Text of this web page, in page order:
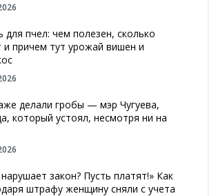
для пчел: чем полезен, сколько
и причем тут урожай вишен и
делали гробы — мэр Чугуева,
который устоял, несмотря ни на
закон? Пусть платят!» Как
штрафу женщину сняли с учета